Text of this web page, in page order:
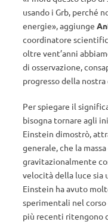
usando i Grb, perché
energie», aggiunge
coordinatore
oltre vent’anni
di osservazione,
progresso della
Per spiegare il
bisogna tornare agli
Einstein dimostrò,
generale, che la
gravitazionalmente
velocità della luce sia
Einstein ha avuto
sperimentali nel
più recenti ritengono